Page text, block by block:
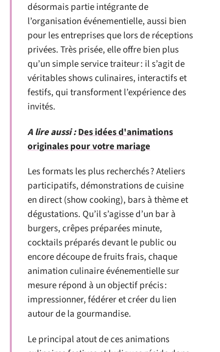
désormais partie intégrante de
l’organisation événementielle, aussi bien
pour les entreprises que lors de réceptions
privées. Très prisée, elle offre bien plus
qu’un simple service traiteur : il s’agit de
véritables shows culinaires, interactifs et
festifs, qui transforment l’expérience des
invités.
A lire aussi :Des idées d'animations
originales pour votre mariage
Les formats les plus recherchés ? Ateliers
participatifs, démonstrations de cuisine
en direct (show cooking), bars à thème et
dégustations. Qu’il s’agisse d’un bar à
burgers, crêpes préparées minute,
cocktails préparés devant le public ou
encore découpe de fruits frais, chaque
animation culinaire événementielle sur
mesure répond à un objectif précis :
impressionner, fédérer et créer du lien
autour de la gourmandise.
Le principal atout de ces animations